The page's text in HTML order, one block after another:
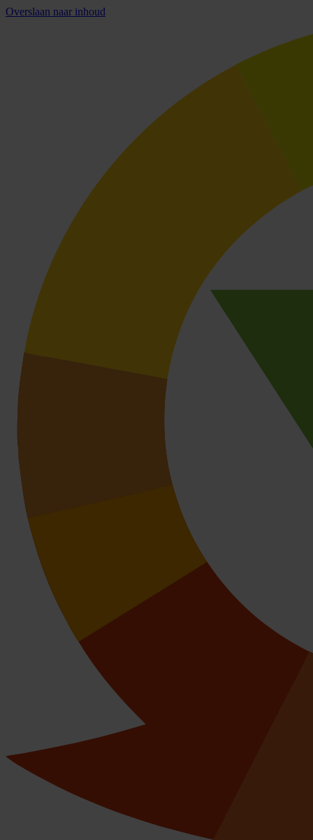
Overslaan naar inhoud